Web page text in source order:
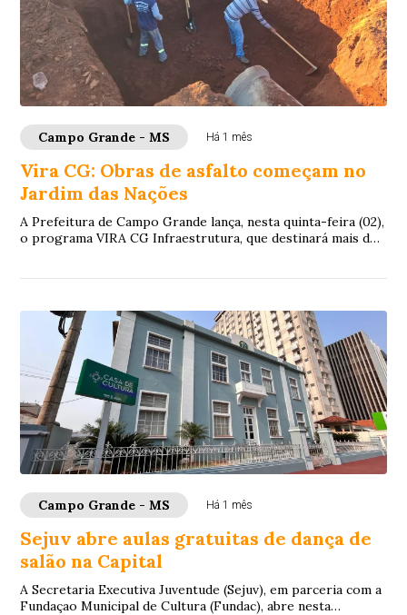
Campo Grande - MS Há 1 mês
Vira CG: Obras de asfalto começam no
Jardim das Nações
A Prefeitura de Campo Grande lança, nesta quinta-feira (02),
o programa VIRA CG Infraestrutura, que destinará mais de
Campo Grande - MS Há 1 mês
Sejuv abre aulas gratuitas de dança de
salão na Capital
A Secretaria Executiva Juventude (Sejuv), em parceria com a
Fundaçao Municipal de Cultura (Fundac), abre nesta